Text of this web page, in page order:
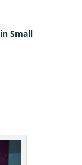
Small